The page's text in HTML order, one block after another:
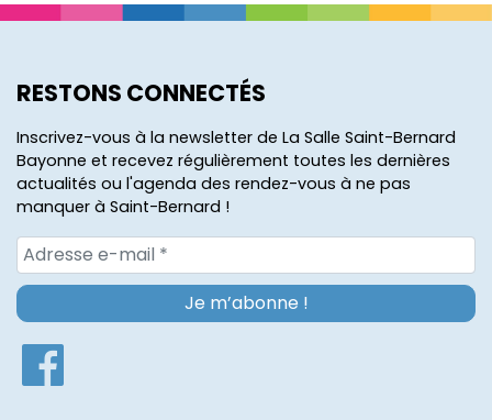
RESTONS CONNECTÉS
Inscrivez-vous à la newsletter de La Salle Saint-Bernard
Bayonne et recevez régulièrement toutes les dernières
actualités ou l'agenda des rendez-vous à ne pas
manquer à Saint-Bernard !